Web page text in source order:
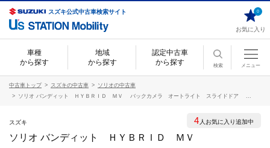
スズキ公式中古車検索サイト
お気に入り
0
車種
から探す
地域
から探す
認定中古車
から探す
検索 メニュー
中古車トップ スズキの中古車
ソリオの中古車
ソリオ バンディット ＨＹＢＲＩＤ ＭＶ バックカメラ オートライト スライドドア ...
スズキ
ソリオ バンディット ＨＹＢＲＩＤ ＭＶ
4 人お気に入り追加中